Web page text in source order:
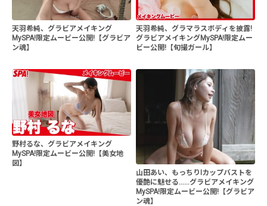
天羽希純、グラビアメイキング
MySPA!限定ムービー公開!【グラビア
ン魂】
天羽希純、グラマラスボディを披露!
グラビアメイキングMySPA!限定ムー
ビー公開!【旬撮ガール】
野村るな、グラビアメイキング
MySPA!限定ムービー公開!【美女地
図】
山田あい、もっちりIカップバストを
優艶に魅せる......グラビアメイキング
MySPA!限定ムービー公開!【グラビア
ン魂】